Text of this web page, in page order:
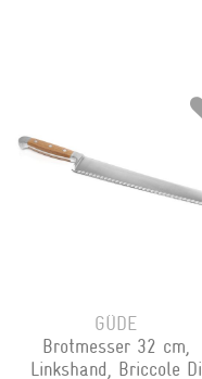
GÜDE
Brotmesser 32 cm,
Linkshand, Briccole Di